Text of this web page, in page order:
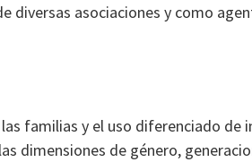
diversas asociaciones y como
familias y el uso diferenciado de
dimensiones de género,